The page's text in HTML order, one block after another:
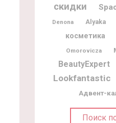
скидки
Denona
Alyaka
косметика
Omorovicza
BeautyExpert
Lookfantastic
Адвент-
Поиск